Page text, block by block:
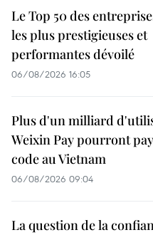
Le Top 50 des
les plus prestigieuses et
performantes dévoilé
06/08/2026 16:05
Plus d'un milliard
Weixin Pay pourront
code au Vietnam
06/08/2026 09:04
La question de la